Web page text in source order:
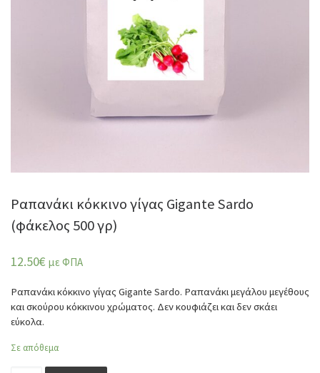
Ραπανάκι κόκκινο γίγας Gigante Sardo
(φάκελος 500 γρ)
12.50€ με ΦΠΑ
Ραπανάκι κόκκινο γίγας Gigante Sardo. Ραπανάκι μεγάλου μεγέθους
και σκούρου κόκκινου χρώματος. Δεν κουφιάζει και δεν σκάει
εύκολα.
Σε απόθεμα